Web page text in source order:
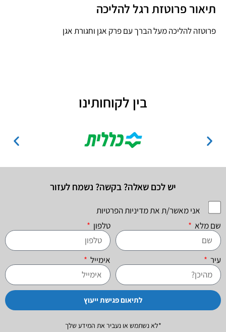
תיאור פרוטזת רגל להליכה
פרוטזה להליכה מעל הברך עם פרק אגן וחגורת אגן
בין לקוחותינו
יש לכם שאלה? בקשה? נשמח לעזור
אני מאשר/ת את מדיניות הפרטיות
שם מלא
טלפון
עיר אימייל
לתיאום פגישת ייעוץ
*לא נשתמש או נעביר את המידע שלך